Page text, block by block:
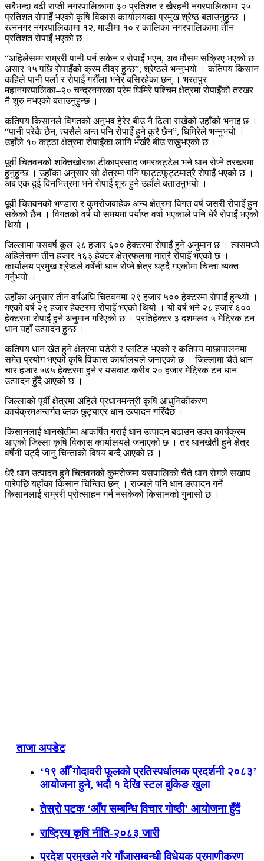
सबैभन्दा बढी राप्ती नगरपालिकामा ३० प्रतिशत र खैरहनी नगरपालिकामा २५
प्रतिशत रोपाइँ भएको कृषि विकास कार्यालयका प्रमुख श्रेष्ठ बताउनुहुन्छ ।
रत्ननगर नगरपालिकामा १२, माडीमा १० र कालिका नगरपालिकामा तीन
प्रतिशत रोपाइँ भएको छ ।
“अहिलेसम्म राम्ररी पानी पर्न सकेन र रोपाइँ भएन, अब मौसम सक्रिए भएको छ
असार १५ पछि रोपाइँको क्रम तीव्र हुन्छ”, श्रेष्ठले भन्नुभयो । कतिपय किसान
कहिले पानी पर्ला र रोपाइँ गरौँला भनेर बसिरहेका छन् । भरतपुर
महानगरपालिका–२० चन्द्रनगरका प्रेम घिमिरे पश्चिम क्षेत्रमा रोपाइँको तरखर
नै शुरु नभएको बताउनुहुन्छ ।
कतिपय किसानले विगतको अनुभव हेरेर बीउ नै ढिला राखेको उहाँको भनाइ छ ।
“पानी परेकै छैन, त्यसैले अन्त पनि रोपाइँ हुने कुरै छैन”, घिमिरेले भन्नुभयो ।
उहाँले १० कट्ठा क्षेत्रमा रोपाइँका लागि भर्खरै बीउ राख्नुभएको छ ।
पूर्वी चितवनको शक्तिखोरका टीकाप्रसाद जमरकट्टेल भने धान रोप्ने तरखरमा
हुनुहुन्छ । उहाँका अनुसार सो क्षेत्रमा पनि फाट्टफुट्टमात्रै रोपाइँ भएको छ ।
अब एक दुई दिनभित्रमा भने रोपाइँ शुरु हुने उहाँले बताउनुभयो ।
पूर्वी चितवनको भण्डारा र कुमरोजबाहेक अन्य क्षेत्रमा विगत वर्ष जसरी रोपाइँ हुन
सकेको छैन । विगतको वर्ष यो समयमा पर्याप्त वर्षा भएकाले पनि धेरै रोपाइँ भएको
थियो ।
जिल्लामा यसवर्ष कूल २८ हजार ६०० हेक्टरमा रोपाइँ हुने अनुमान छ । त्यसमध्ये
अहिलेसम्म तीन हजार १६३ हेक्टर क्षेत्रफलमा मात्रै रोपाइँ भएको छ ।
कार्यालय प्रमुख श्रेष्ठले वर्षेनी धान रोप्ने क्षेत्र घट्दै गएकोमा चिन्ता व्यक्त
गर्नुभयो ।
उहाँका अनुसार तीन वर्षअघि चितवनमा २९ हजार ५०० हेक्टरमा रोपाइँ हुन्थ्यो ।
गएको वर्ष २९ हजार हेक्टरमा रोपाइँ भएको थियो । यो वर्ष भने २८ हजार ६००
हेक्टरमा रोपाइँ हुने अनुमान गरिएको छ । प्रतिहेक्टर ३ दशमलव ५ मेट्रिक टन
धान यहाँ उत्पादन हुन्छ ।
कतिपय धान खेत हुने क्षेत्रमा घडेरी र प्लटिङ भएको र कतिपय माछापालनमा
समेत प्रयोग भएको कृषि विकास कार्यालयले जनाएको छ । जिल्लामा चैते धान
चार हजार ५७५ हेक्टरमा हुने र यसबाट करीब २० हजार मेट्रिक टन धान
उत्पादन हुँदै आएको छ ।
जिल्लाको पूर्वी क्षेत्रमा अहिले प्रधानमन्त्री कृषि आधुनिकीकरण
कार्यक्रमअन्तर्गत ब्लक छुट्याएर धान उत्पादन गरिँदैछ ।
किसानलाई धानखेतीमा आकर्षित गराई धान उत्पादन बढाउन उक्त कार्यक्रम
आएको जिल्ला कृषि विकास कार्यालयले जनाएको छ । तर धानखेती हुने क्षेत्र
वर्षेनी घट्दै जानु चिन्ताको विषय बन्दै आएको छ ।
धेरै धान उत्पादन हुने चितवनको कुमरोजमा यसपालिको चैते धान रोगले सखाप
पारेपछि यहाँका किसान चिन्तित छन् । राज्यले पनि धान उत्पादन गर्ने
किसानलाई राम्ररी प्रोत्साहन गर्न नसकेको किसानको गुनासो छ ।
ताजा अपडेट
‘१९ औँ गोदावरी फूलको प्रतिस्पर्धात्मक प्रदर्शनी २०८३’
आयोजना हुने, भदौ १ देखि स्टल बुकिङ खुला
तेस्रो पटक ‘आँप सम्बन्धि विचार गोष्ठी’ आयोजना हुँदैं
राष्ट्रिय कृषि नीति-२०८३ जारी
प्रदेश प्रमुखले गरे गाँजासम्बन्धी विधेयक प्रमाणीकरण